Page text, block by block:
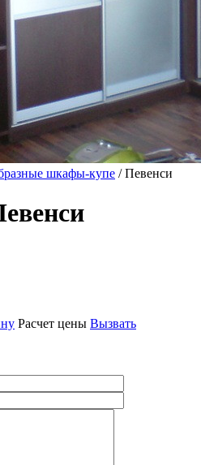
шкафы-купе / Певенси
Расчет цены Вызвать